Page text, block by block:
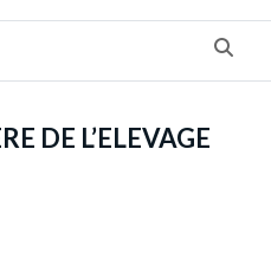
DE L’ELEVAGE